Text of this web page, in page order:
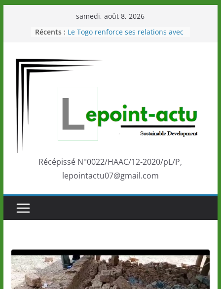
samedi, août 8, 2026
Récents : Le Togo renforce ses relations avec
Éléphants en Côte d’Ivoire
LOTO DETENTE”, un nouveau tirage
marque de confiance au Togo sur
la scène internationale au-delà des
performances de ses athlètes
Togo: Que retenir de la politique
éducation et de l’ambition de
Récépissé N°0022/HAAC/12-2020/pL/P,
lepointactu07@gmail.com